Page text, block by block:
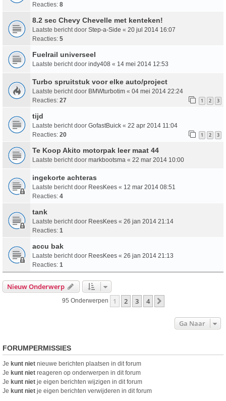
Reacties: 8
8.2 sec Chevy Chevelle met kenteken!
Laatste bericht door Step-a-Side « 20 jul 2014 16:07
Reacties: 5
Fuelrail universeel
Laatste bericht door indy408 « 14 mei 2014 12:53
Turbo spruitstuk voor elke auto/project
Laatste bericht door BMWturbotim « 04 mei 2014 22:24
Reacties: 27 1 2 3
tijd
Laatste bericht door GofastBuick « 22 apr 2014 11:04
Reacties: 20 1 2 3
Te Koop Akito motorpak leer maat 44
Laatste bericht door markbootsma « 22 mar 2014 10:00
ingekorte achteras
Laatste bericht door ReesKees « 12 mar 2014 08:51
Reacties: 4
tank
Laatste bericht door ReesKees « 26 jan 2014 21:14
Reacties: 1
accu bak
Laatste bericht door ReesKees « 26 jan 2014 21:13
Reacties: 1
Nieuw Onderwerp
95 Onderwerpen 1 2 3 4
Ga Naar
FORUMPERMISSIES
Je kunt niet nieuwe berichten plaatsen in dit forum
Je kunt niet reageren op onderwerpen in dit forum
Je kunt niet je eigen berichten wijzigen in dit forum
Je kunt niet je eigen berichten verwijderen in dit forum